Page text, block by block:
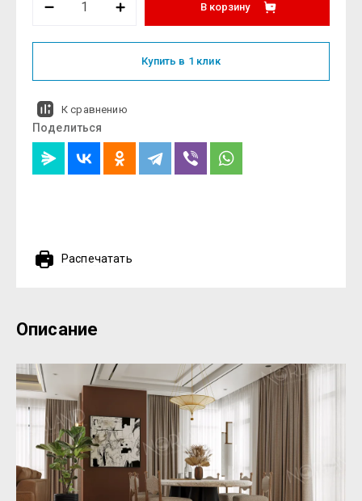
В корзину
Купить в 1 клик
К сравнению
Поделиться
Распечатать
Описание